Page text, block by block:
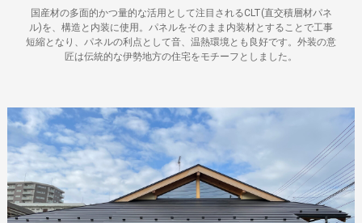
国産材の多面的かつ量的な活用として注目されるCLT(直交積層材パネ
ル)を、構造と内装に使用。パネルをそのまま内装材とすることで工事
短縮となり、パネルの利点として音、温熱環境とも良好です。外装の意
匠は伝統的な伊勢地方の住宅をモチーフとしました。